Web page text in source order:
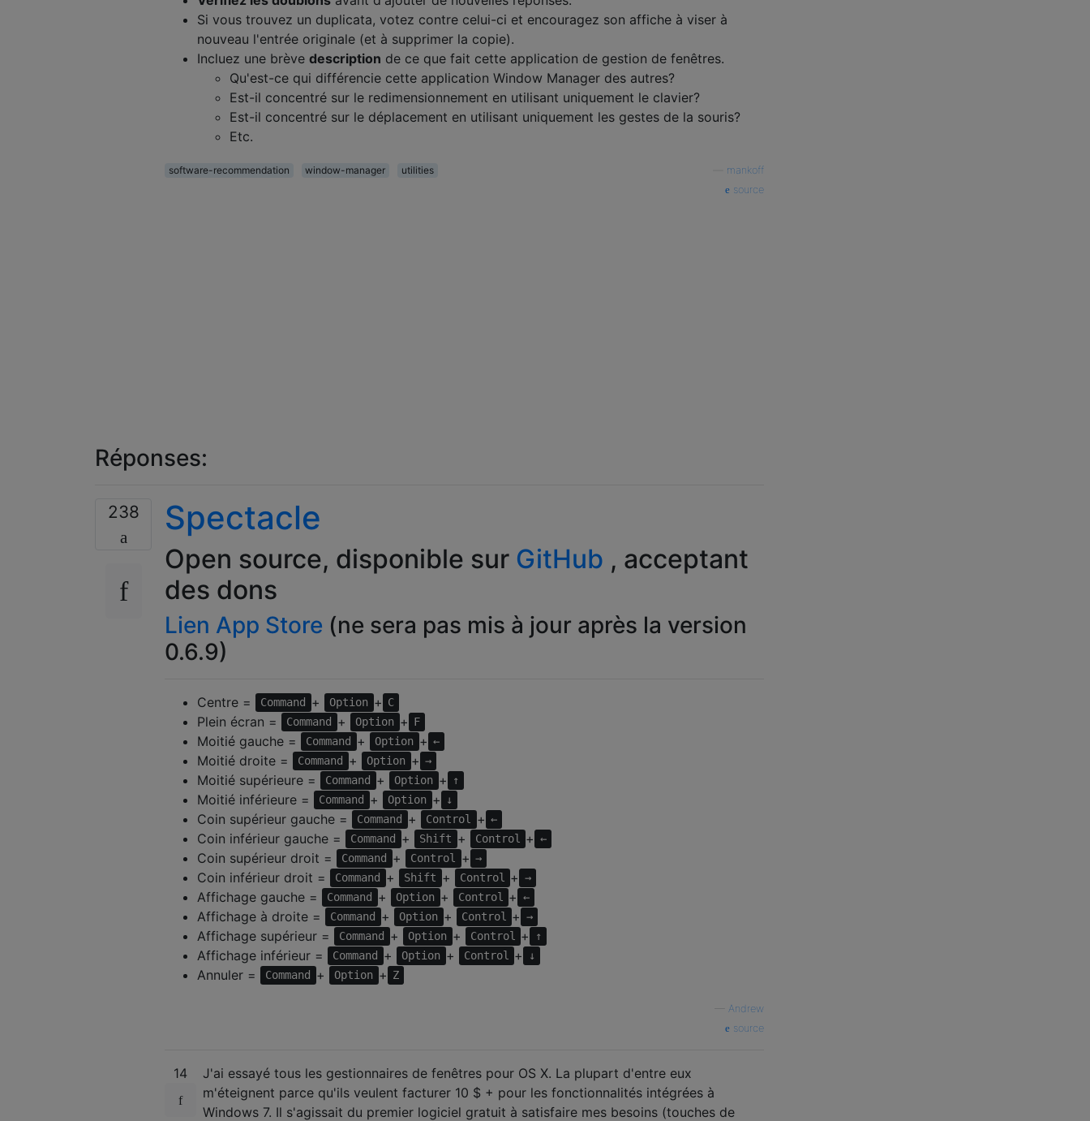
Si vous trouvez un duplicata, votez contre celui-ci et encouragez son affiche à viser à
nouveau l'entrée originale (et à supprimer la copie).
Incluez une brève description de ce que fait cette application de gestion de fenêtres.
Qu'est-ce qui différencie cette application Window Manager des autres?
Est-il concentré sur le redimensionnement en utilisant uniquement le clavier?
Est-il concentré sur le déplacement en utilisant uniquement les gestes de la souris?
Etc.
software-recommendation window-manager utilities
mankoff
source
Réponses:
238 Spectacle
Open source, disponible sur GitHub , acceptant
des dons
Lien App Store (ne sera pas mis à jour après la version
0.6.9)
Centre = Command + Option + C
Plein écran = Command + Option + F
Moitié gauche = Command + Option + ←
Moitié droite = Command + Option + →
Moitié supérieure = Command + Option + ↑
Moitié inférieure = Command + Option + ↓
Coin supérieur gauche = Command + Control + ←
Coin inférieur gauche = Command + Shift + Control + ←
Coin supérieur droit = Command + Control + →
Coin inférieur droit = Command + Shift + Control + →
Affichage gauche = Command + Option + Control + ←
Affichage à droite = Command + Option + Control + →
Affichage supérieur = Command + Option + Control + ↑
Affichage inférieur = Command + Option + Control + ↓
Annuler = Command + Option + Z
Andrew
source
14
J'ai essayé tous les gestionnaires de fenêtres pour OS X. La plupart d'entre eux
m'éteignent parce qu'ils veulent facturer 10 $ + pour les fonctionnalités intégrées à
Windows 7. Il s'agissait du premier logiciel gratuit à satisfaire mes besoins (touches de